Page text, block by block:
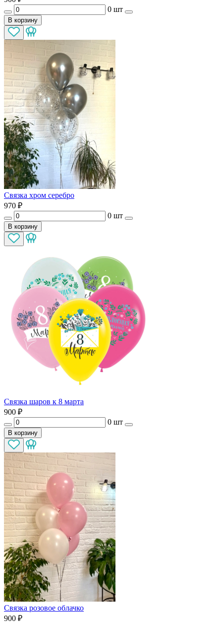
0 шт
В корзину
Связка хром серебро
970 ₽
0 шт
В корзину
Связка шаров к 8 марта
900 ₽
0 шт
В корзину
Связка розовое облачко
900 ₽